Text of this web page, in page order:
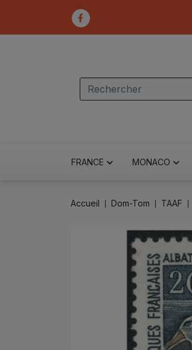
FRANCE MONACO
Accueil Dom-Tom TAAF